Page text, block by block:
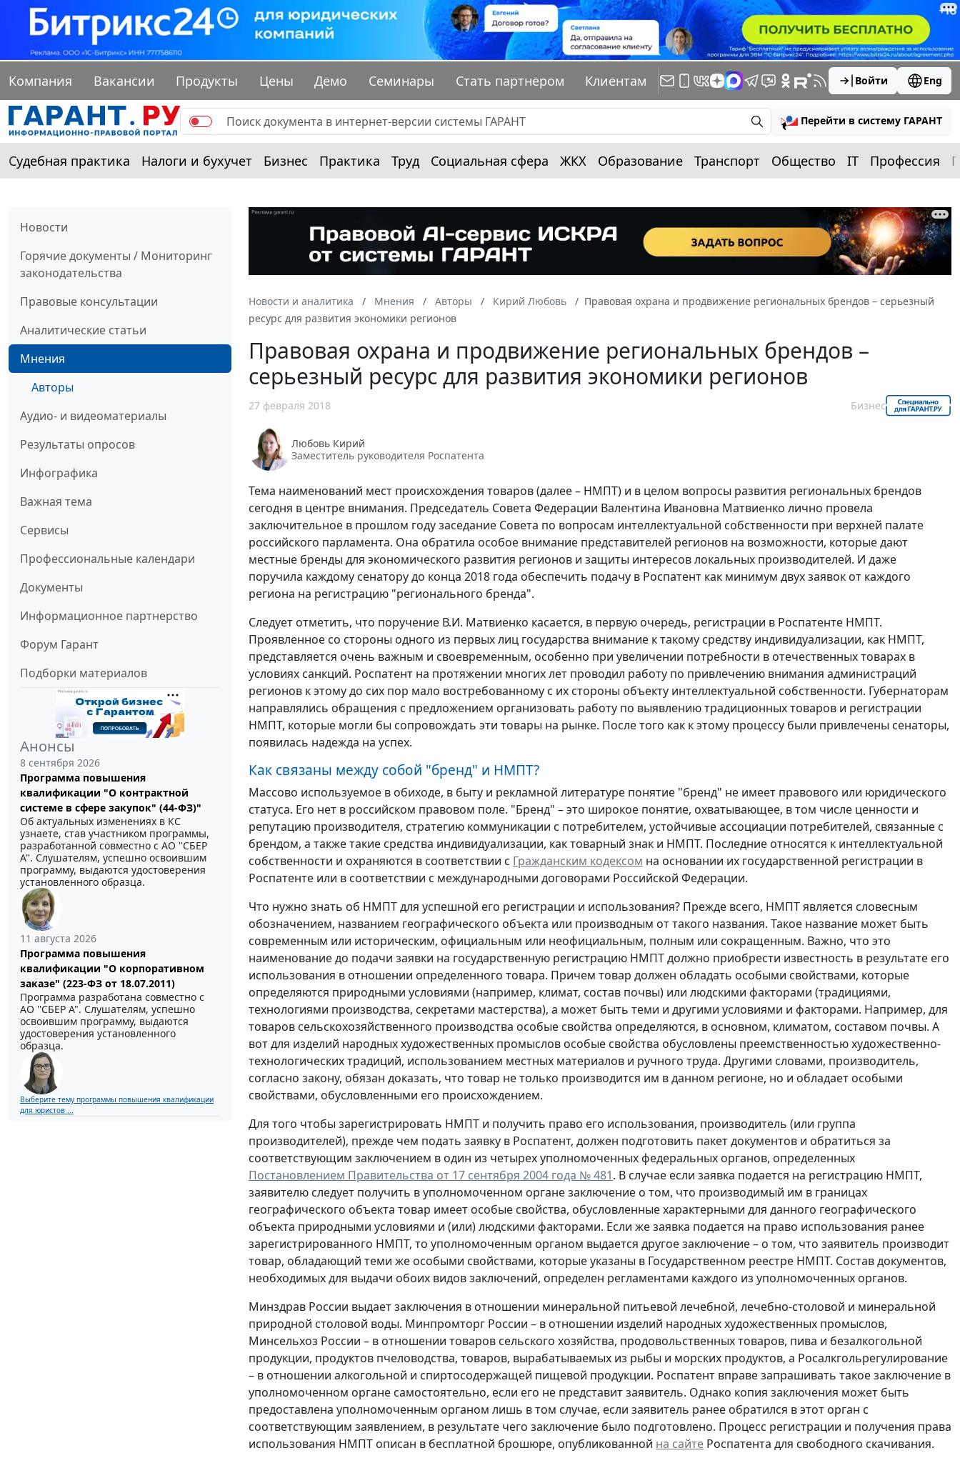
Компания Вакансии Продукты Цены Демо Семинары Стать партнером Клиентам Войти Eng
Перейти в систему ГАРАНТ
Судебная практика Налоги и бухучет Бизнес Практика Труд Социальная сфера ЖКХ Образование Транспорт Общество IT Профессия
Новости
Горячие документы / Мониторинг
законодательства
Правовые консультации
Аналитические статьи
Мнения
Авторы
Аудио- и видеоматериалы
Результаты опросов
Инфографика
Важная тема
Сервисы
Профессиональные календари
Документы
Информационное партнерство
Форум Гарант
Подборки материалов
Анонсы
8 сентября 2026
Программа повышения
квалификации "О контрактной
системе в сфере закупок" (44-ФЗ)"
Об актуальных изменениях в КС
узнаете, став участником программы,
разработанной совместно с АО ''СБЕР
А". Слушателям, успешно освоившим
программу, выдаются удостоверения
установленного образца.
11 августа 2026
Программа повышения
квалификации "О корпоративном
заказе" (223-ФЗ от 18.07.2011)
Программа разработана совместно с
АО ''СБЕР А". Слушателям, успешно
освоившим программу, выдаются
удостоверения установленного
образца.
Выберите тему программы повышения квалификации
для юристов ...
Новости и аналитика Мнения Авторы Кирий Любовь
Правовая охрана и продвижение региональных брендов – серьезный
ресурс для развития экономики регионов
Правовая охрана и продвижение региональных брендов –
серьезный ресурс для развития экономики регионов
27 февраля 2018 Бизнес
Любовь Кирий
Заместитель руководителя Роспатента
Тема наименований мест происхождения товаров (далее – НМПТ) и в целом вопросы развития региональных брендов
сегодня в центре внимания. Председатель Совета Федерации Валентина Ивановна Матвиенко лично провела
заключительное в прошлом году заседание Совета по вопросам интеллектуальной собственности при верхней палате
российского парламента. Она обратила особое внимание представителей регионов на возможности, которые дают
местные бренды для экономического развития регионов и защиты интересов локальных производителей. И даже
поручила каждому сенатору до конца 2018 года обеспечить подачу в Роспатент как минимум двух заявок от каждого
региона на регистрацию "регионального бренда".
Следует отметить, что поручение В.И. Матвиенко касается, в первую очередь, регистрации в Роспатенте НМПТ.
Проявленное со стороны одного из первых лиц государства внимание к такому средству индивидуализации, как НМПТ,
представляется очень важным и своевременным, особенно при увеличении потребности в отечественных товарах в
условиях санкций. Роспатент на протяжении многих лет проводил работу по привлечению внимания администраций
регионов к этому до сих пор мало востребованному с их стороны объекту интеллектуальной собственности. Губернаторам
направлялись обращения с предложением организовать работу по выявлению традиционных товаров и регистрации
НМПТ, которые могли бы сопровождать эти товары на рынке. После того как к этому процессу были привлечены сенаторы,
появилась надежда на успех.
Как связаны между собой "бренд" и НМПТ?
Массово используемое в обиходе, в быту и рекламной литературе понятие "бренд" не имеет правового или юридического
статуса. Его нет в российском правовом поле. "Бренд" – это широкое понятие, охватывающее, в том числе ценности и
репутацию производителя, стратегию коммуникации с потребителем, устойчивые ассоциации потребителей, связанные с
брендом, а также такие средства индивидуализации, как товарный знак и НМПТ. Последние относятся к интеллектуальной
собственности и охраняются в соответствии с Гражданским кодексом на основании их государственной регистрации в
Роспатенте или в соответствии с международными договорами Российской Федерации.
Что нужно знать об НМПТ для успешной его регистрации и использования? Прежде всего, НМПТ является словесным
обозначением, названием географического объекта или производным от такого названия. Такое название может быть
современным или историческим, официальным или неофициальным, полным или сокращенным. Важно, что это
наименование до подачи заявки на государственную регистрацию НМПТ должно приобрести известность в результате его
использования в отношении определенного товара. Причем товар должен обладать особыми свойствами, которые
определяются природными условиями (например, климат, состав почвы) или людскими факторами (традициями,
технологиями производства, секретами мастерства), а может быть теми и другими условиями и факторами. Например, для
товаров сельскохозяйственного производства особые свойства определяются, в основном, климатом, составом почвы. А
вот для изделий народных художественных промыслов особые свойства обусловлены преемственностью художественно-
технологических традиций, использованием местных материалов и ручного труда. Другими словами, производитель,
согласно закону, обязан доказать, что товар не только производится им в данном регионе, но и обладает особыми
свойствами, обусловленными его происхождением.
Для того чтобы зарегистрировать НМПТ и получить право его использования, производитель (или группа
производителей), прежде чем подать заявку в Роспатент, должен подготовить пакет документов и обратиться за
соответствующим заключением в один из четырех уполномоченных федеральных органов, определенных
Постановлением Правительства от 17 сентября 2004 года № 481. В случае если заявка подается на регистрацию НМПТ,
заявителю следует получить в уполномоченном органе заключение о том, что производимый им в границах
географического объекта товар имеет особые свойства, обусловленные характерными для данного географического
объекта природными условиями и (или) людскими факторами. Если же заявка подается на право использования ранее
зарегистрированного НМПТ, то уполномоченным органом выдается другое заключение – о том, что заявитель производит
товар, обладающий теми же особыми свойствами, которые указаны в Государственном реестре НМПТ. Состав документов,
необходимых для выдачи обоих видов заключений, определен регламентами каждого из уполномоченных органов.
Минздрав России выдает заключения в отношении минеральной питьевой лечебной, лечебно-столовой и минеральной
природной столовой воды. Минпромторг России – в отношении изделий народных художественных промыслов,
Минсельхоз России – в отношении товаров сельского хозяйства, продовольственных товаров, пива и безалкогольной
продукции, продуктов пчеловодства, товаров, вырабатываемых из рыбы и морских продуктов, а Росалкгольрегулирование
– в отношении алкогольной и спиртосодержащей пищевой продукции. Роспатент вправе запрашивать такое заключение в
уполномоченном органе самостоятельно, если его не представит заявитель. Однако копия заключения может быть
предоставлена уполномоченным органом лишь в том случае, если заявитель ранее обратился в этот орган с
соответствующим заявлением, в результате чего заключение было подготовлено. Процесс регистрации и получения права
использования НМПТ описан в бесплатной брошюре, опубликованной на сайте Роспатента для свободного скачивания.